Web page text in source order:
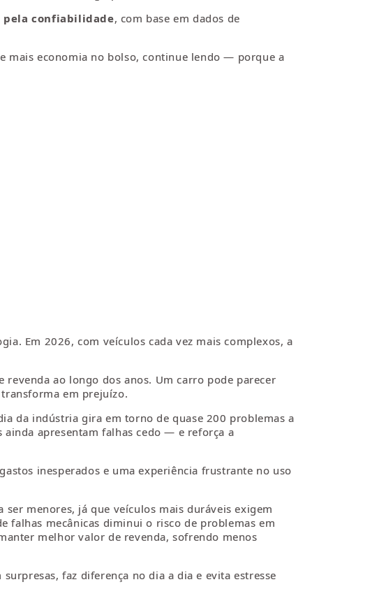
pela confiabilidade, com base em dados de
mais economia no bolso, continue lendo — porque a
Em 2026, com veículos cada vez mais complexos, a
revenda ao longo dos anos. Um carro pode parecer
em prejuízo.
da indústria gira em torno de quase 200 problemas a
apresentam falhas cedo — e reforça a
inesperados e uma experiência frustrante no uso
menores, já que veículos mais duráveis exigem
falhas mecânicas diminui o risco de problemas em
melhor valor de revenda, sofrendo menos
faz diferença no dia a dia e evita estresse